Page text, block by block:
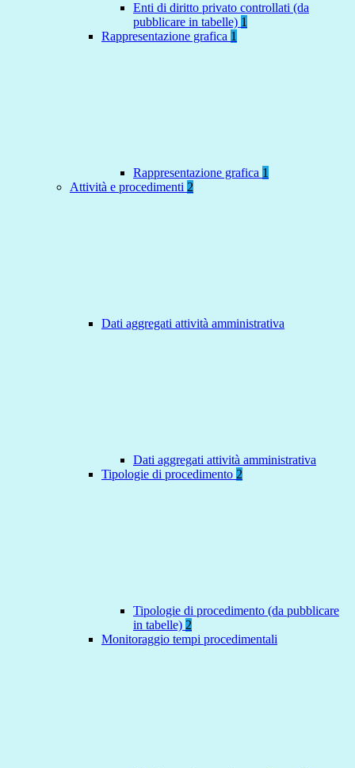
Enti di diritto privato controllati (da
pubblicare in tabelle) 1
Rappresentazione grafica 1
Rappresentazione grafica 1
Attività e procedimenti 2
Dati aggregati attività amministrativa
Dati aggregati attività amministrativa
Tipologie di procedimento 2
Tipologie di procedimento (da pubblicare
in tabelle) 2
Monitoraggio tempi procedimentali